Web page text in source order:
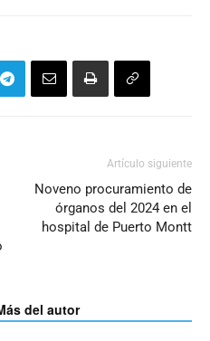
Artículo siguiente
Noveno procuramiento de
órganos del 2024 en el
hospital de Puerto Montt
del autor